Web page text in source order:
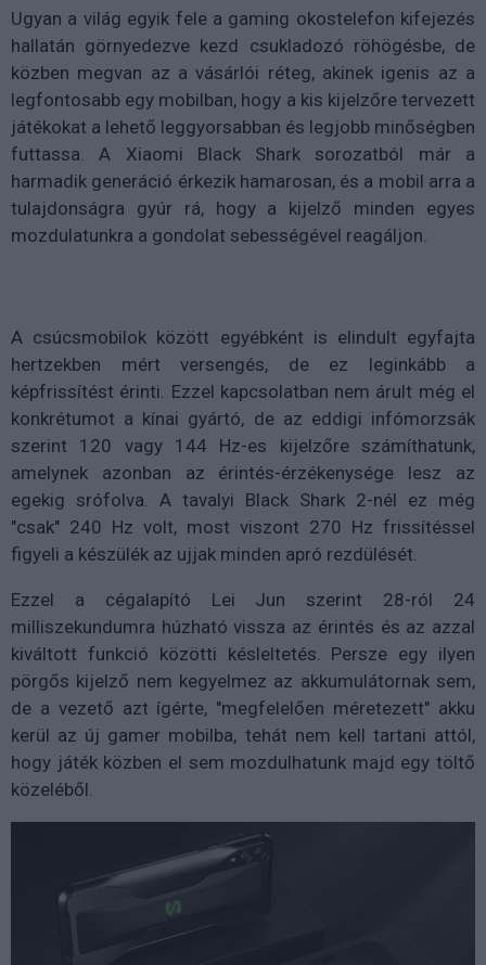
Ugyan a világ egyik fele a gaming okostelefon kifejezés
hallatán görnyedezve kezd csukladozó röhögésbe, de
közben megvan az a vásárlói réteg, akinek igenis az a
legfontosabb egy mobilban, hogy a kis kijelzőre tervezett
játékokat a lehető leggyorsabban és legjobb minőségben
futtassa. A Xiaomi Black Shark sorozatból már a
harmadik generáció érkezik hamarosan, és a mobil arra a
tulajdonságra gyúr rá, hogy a kijelző minden egyes
mozdulatunkra a gondolat sebességével reagáljon.
A csúcsmobilok között egyébként is elindult egyfajta
hertzekben mért versengés, de ez leginkább a
képfrissítést érinti. Ezzel kapcsolatban nem árult még el
konkrétumot a kínai gyártó, de az eddigi infómorzsák
szerint 120 vagy 144 Hz-es kijelzőre számíthatunk,
amelynek azonban az érintés-érzékenysége lesz az
egekig srófolva. A tavalyi Black Shark 2-nél ez még
"csak" 240 Hz volt, most viszont 270 Hz frissítéssel
figyeli a készülék az ujjak minden apró rezdülését.
Ezzel a cégalapító Lei Jun szerint 28-ról 24
milliszekundumra húzható vissza az érintés és az azzal
kiváltott funkció közötti késleltetés. Persze egy ilyen
pörgős kijelző nem kegyelmez az akkumulátornak sem,
de a vezető azt ígérte, "megfelelően méretezett" akku
kerül az új gamer mobilba, tehát nem kell tartani attól,
hogy játék közben el sem mozdulhatunk majd egy töltő
közeléből.